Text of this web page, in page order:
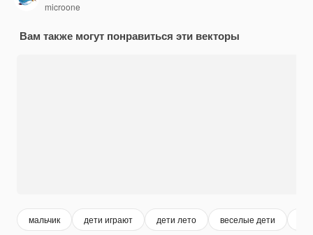
microone
Вам также могут понравиться эти векторы
мальчик дети играют дети лето веселые дети